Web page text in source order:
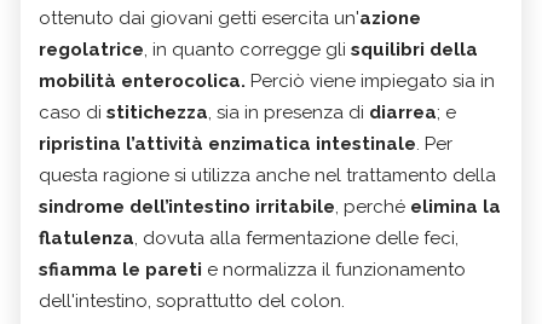
ottenuto dai giovani getti esercita un'azione
regolatrice, in quanto corregge gli squilibri della
mobilità enterocolica. Perciò viene impiegato sia in
caso di stitichezza, sia in presenza di diarrea; e
ripristina l’attività enzimatica intestinale. Per
questa ragione si utilizza anche nel trattamento della
sindrome dell’intestino irritabile, perché elimina la
flatulenza, dovuta alla fermentazione delle feci,
sfiamma le pareti e normalizza il funzionamento
dell'intestino, soprattutto del colon.